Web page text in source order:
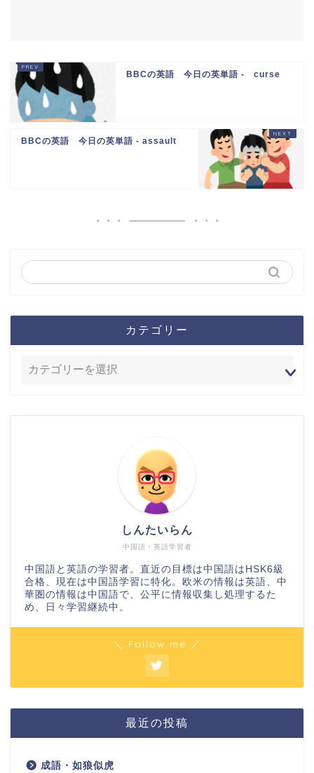
BBCの英語 今日の英単語 - curse
BBCの英語 今日の英単語 - assault
カテゴリー
中国語・英語学習者
しんたいらん
中国語と英語の学習者。直近の目標は中国語はHSK6級
合格、現在は中国語学習に特化。欧米の情報は英語、中
華圏の情報は中国語で、公平に情報収集し処理するた
め、日々学習継続中。
＼ Follow me ／
最近の投稿
成語・如狼似虎